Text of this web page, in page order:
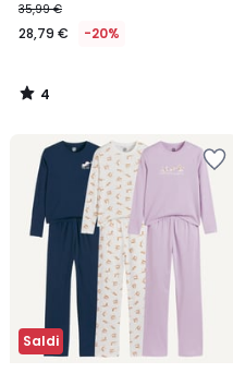
35,99 €
28,79 € -20%
4
/
Saldi